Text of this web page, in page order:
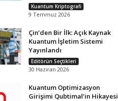
Kuantum Kriptografi
9 Temmuz 2026
Çin’den Bir İlk: Açık Kaynak
Kuantum İşletim Sistemi
Yayınlandı
Editörün Seçtikleri
30 Haziran 2026
Kuantum Optimizasyon
Girişimi Qubtimal’in Hikayesi